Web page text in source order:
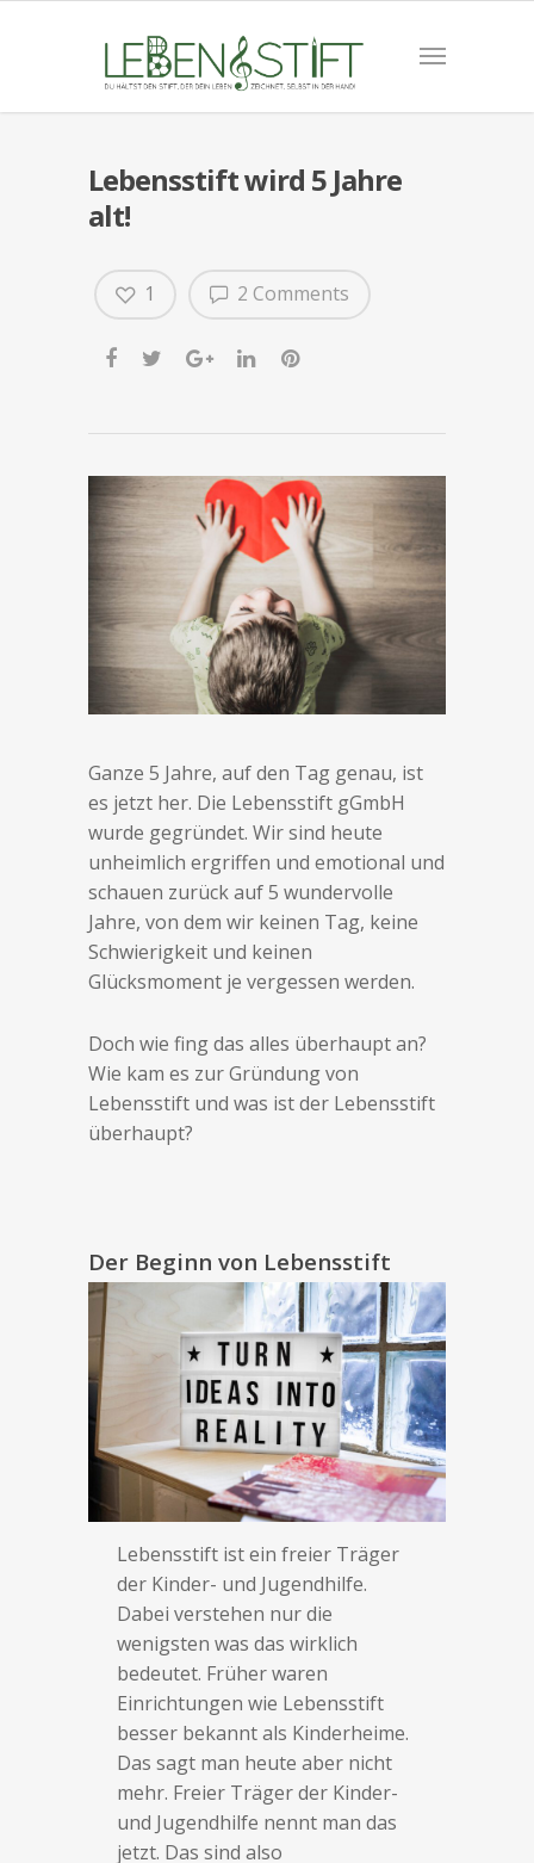
Lebensstift wird 5 Jahre
alt!
2 Comments
1
Ganze 5 Jahre, auf den Tag genau, ist
es jetzt her. Die Lebensstift gGmbH
wurde gegründet. Wir sind heute
unheimlich ergriffen und emotional und
schauen zurück auf 5 wundervolle
Jahre, von dem wir keinen Tag, keine
Schwierigkeit und keinen
Glücksmoment je vergessen werden.
Doch wie fing das alles überhaupt an?
Wie kam es zur Gründung von
Lebensstift und was ist der Lebensstift
überhaupt?
Der Beginn von Lebensstift
Lebensstift ist ein freier Träger
der Kinder- und Jugendhilfe.
Dabei verstehen nur die
wenigsten was das wirklich
bedeutet. Früher waren
Einrichtungen wie Lebensstift
besser bekannt als Kinderheime.
Das sagt man heute aber nicht
mehr. Freier Träger der Kinder-
und Jugendhilfe nennt man das
jetzt. Das sind also